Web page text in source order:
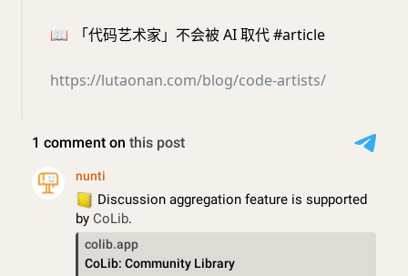
📖 「代码艺术家」不会被 AI 取代 #article
https://lutaonan.com/blog/code-artists/